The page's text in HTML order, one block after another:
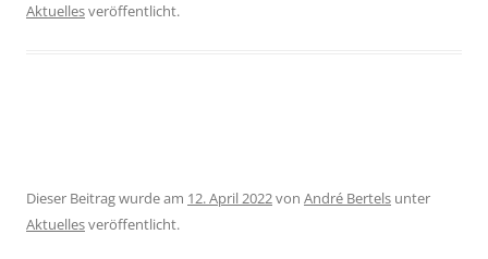
Aktuellesveröffentlicht.
Dieser Beitrag wurde am 12. April 2022von André Bertels unter
Aktuellesveröffentlicht.